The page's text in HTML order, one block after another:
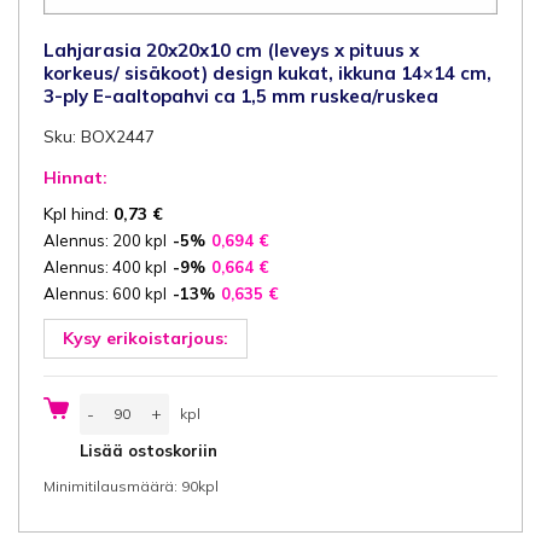
Lahjarasia 20x20x10 cm (leveys x pituus x
korkeus/ sisäkoot) design kukat, ikkuna 14×14 cm,
3-ply E-aaltopahvi ca 1,5 mm ruskea/ruskea
Sku: BOX2447
Hinnat:
Kpl hind: 0,73 €
Alennus: 200 kpl -5% 0,694 €
Alennus: 400 kpl -9% 0,664 €
Alennus: 600 kpl -13% 0,635 €
Kysy erikoistarjous:
-
20x20x10
(leveys
pituus
sisäkoot)
kpl
+ kpl
Lisää ostoskoriin
Minimitilausmäärä: 90kpl